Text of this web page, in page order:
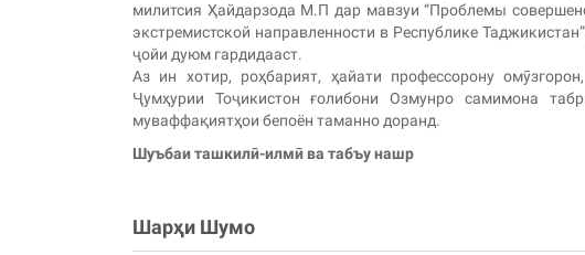
милитсия Ҳайдарзода М.П дар мавзуи “Проблемы
экстремистской направленности в Республике
ҷойи дуюм гардидааст.
Аз ин хотир, роҳбарият, ҳайати профессорону
Ҷумҳурии Тоҷикистон ғолибони Озмунро самимона
муваффақиятҳои бепоён таманно доранд.
Шуъбаи ташкилӣ-илмӣ ва табъу нашр
Шарҳи Шумо